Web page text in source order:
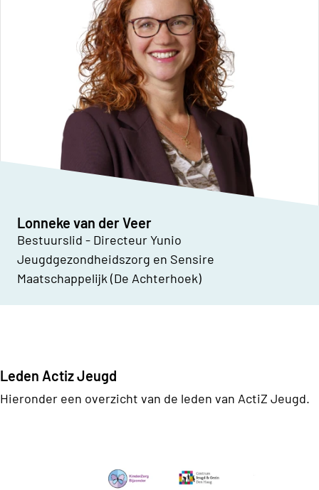
Lonneke van der Veer
Bestuurslid - Directeur Yunio
Jeugdgezondheidszorg en Sensire
Maatschappelijk (De Achterhoek)
Leden Actiz Jeugd
Hieronder een overzicht van de leden van ActiZ Jeugd.